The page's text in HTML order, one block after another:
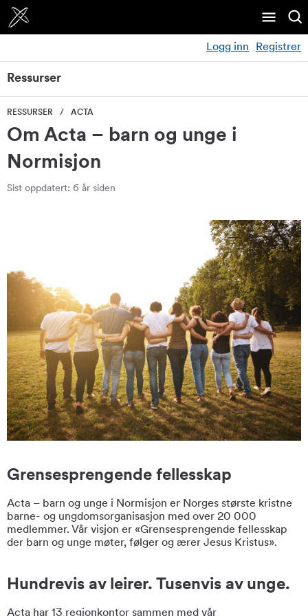
Logg inn Registrer
Ressurser
RESSURSER ACTA
Om Acta – barn og unge i
Normisjon
Sist oppdatert: 6 år siden
Grensesprengende fellesskap
Acta – barn og unge i Normisjon er Norges største kristne
barne- og ungdomsorganisasjon med over 20 000
medlemmer. Vår visjon er «Grensesprengende fellesskap
der barn og unge møter, følger og ærer Jesus Kristus».
Hundrevis av leirer. Tusenvis av unge.
Acta har 13 regionkontor sammen med vår